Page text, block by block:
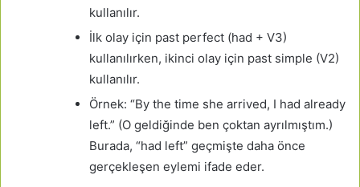
kullanılır.
İlk olay için past perfect (had + V3)
kullanılırken, ikinci olay için past simple (V2)
kullanılır.
Örnek: “By the time she arrived, I had already
left.” (O geldiğinde ben çoktan ayrılmıştım.)
Burada, “had left” geçmişte daha önce
gerçekleşen eylemi ifade eder.